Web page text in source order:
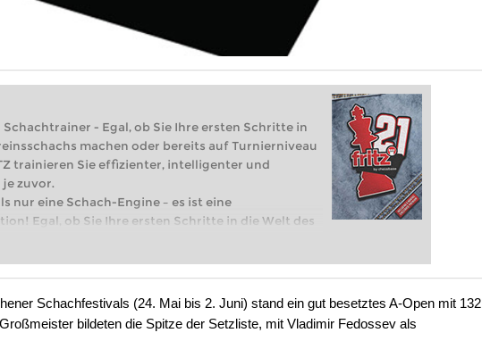
- Egal, ob Sie Ihre ersten Schritte in
machen oder bereits auf Turnierniveau
trainieren Sie effizienter, intelligenter und
zuvor.
nur eine Schach-Engine – es ist eine
Egal, ob Sie Ihre ersten Schritte in die Welt des
oder bereits auf Turnierniveau spielen: Mit
Schachfestivals (24. Mai bis 2. Juni) stand ein gut besetztes A-Open mit 132
bildeten die Spitze der Setzliste, mit Vladimir Fedossev als